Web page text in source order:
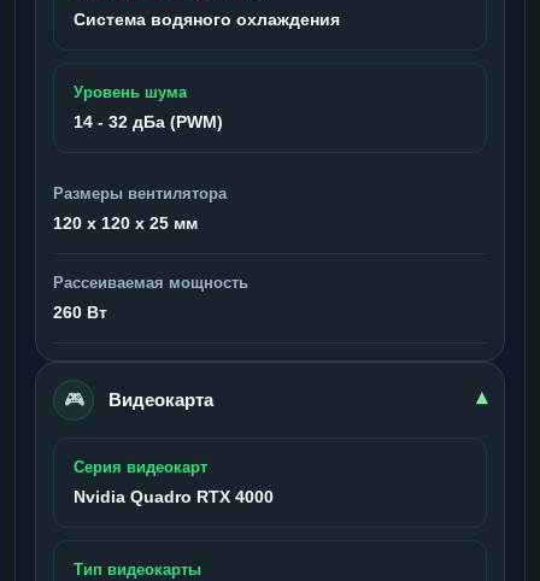
Система водяного охлаждения
Уровень шума
14 - 32 дБа (PWM)
Размеры вентилятора
120 x 120 x 25 мм
Рассеиваемая мощность
260 Вт
🎮 Видеокарта ▾
Серия видеокарт
Nvidia Quadro RTX 4000
Тип видеокарты